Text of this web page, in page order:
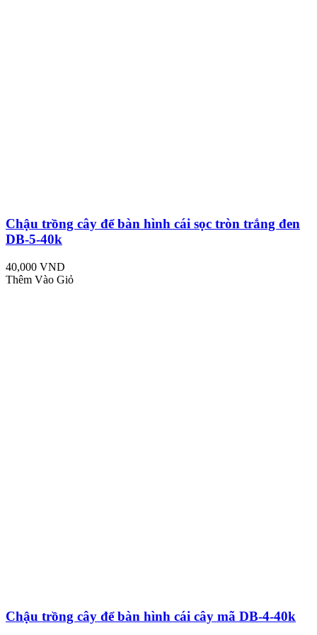
Chậu trồng cây để bàn hình cái sọc tròn trắng đen
DB-5-40k
40,000 VND
Thêm Vào Giỏ
Chậu trồng cây để bàn hình cái cây mã DB-4-40k